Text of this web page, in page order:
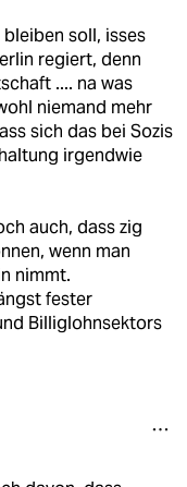
soll, isses
regiert, denn
.... na was
niemand mehr
sich das bei Sozis
irgendwie
auch, dass zig
wenn man
nimmt.
fester
Billiglohnsektors